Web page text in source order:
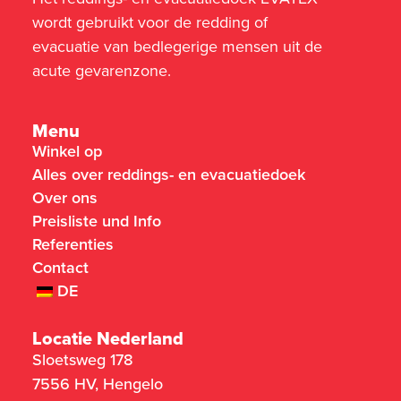
wordt gebruikt voor de redding of
evacuatie van bedlegerige mensen uit de
acute gevarenzone.
Menu
Winkel op
Alles over reddings- en evacuatiedoek
Over ons
Preisliste und Info
Referenties
Contact
DE
Locatie Nederland
Sloetsweg 178
7556 HV, Hengelo